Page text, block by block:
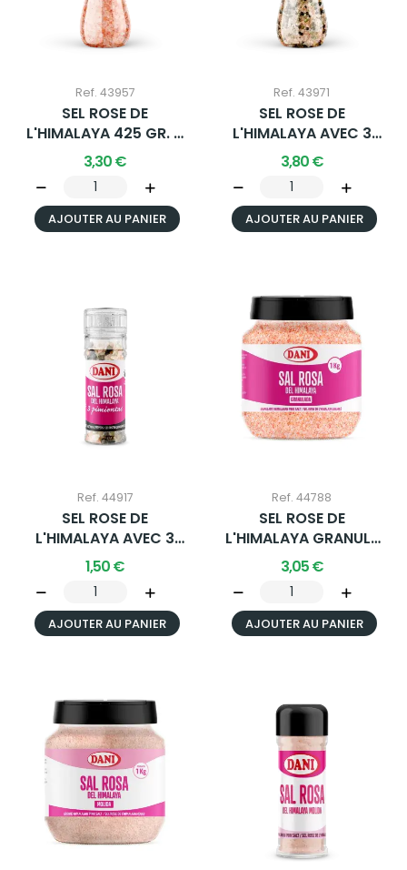
Ref. 43957
SEL ROSE DE
L'HIMALAYA 425 GR. X
1 U.
3,30 €
AJOUTER AU PANIER
Ref. 43971
SEL ROSE DE
L'HIMALAYA AVEC 3
POIVRES 400G X 1 U.
3,80 €
AJOUTER AU PANIER
Ref. 44917
SEL ROSE DE
L'HIMALAYA AVEC 3
POIVRES 80G X 1 U.
1,50 €
AJOUTER AU PANIER
Ref. 44788
SEL ROSE DE
L'HIMALAYA GRANULÉ
1000G X 1 U.
3,05 €
AJOUTER AU PANIER